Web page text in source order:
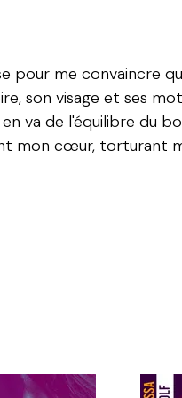
pour me convaincre
son visage et ses
va de l'équilibre du
mon cœur, torturant